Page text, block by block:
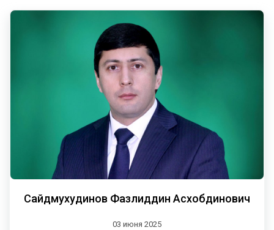
Сайдмухудинов Фазлиддин Асхобдинович
03 июня 2025